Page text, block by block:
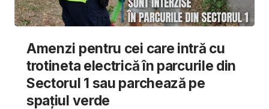
Amenzi pentru cei care intră cu
trotineta electrică în parcurile din
Sectorul 1 sau parchează pe
spațiul verde